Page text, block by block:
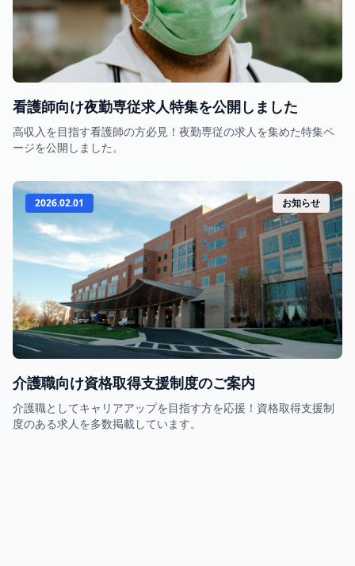
看護師向け夜勤専従求人特集を公開しました
高収入を目指す看護師の方必見！夜勤専従の求人を集めた特集ペ
ージを公開しました。
2026.02.01 お知らせ
介護職向け資格取得支援制度のご案内
介護職としてキャリアアップを目指す方を応援！資格取得支援制
度のある求人を多数掲載しています。